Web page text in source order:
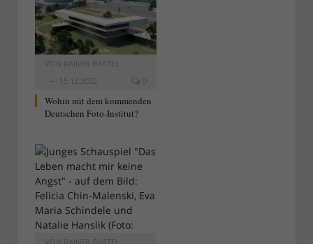
VON RAINER BARTEL
15.12.2022
0
Wohin mit dem kommenden
Deutschen Foto-Institut?
VON RAINER BARTEL